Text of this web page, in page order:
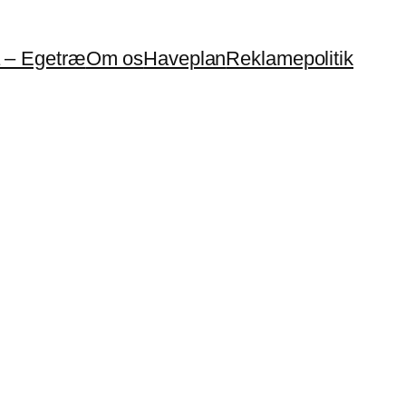
– EgetræOm osHaveplanReklamepolitik